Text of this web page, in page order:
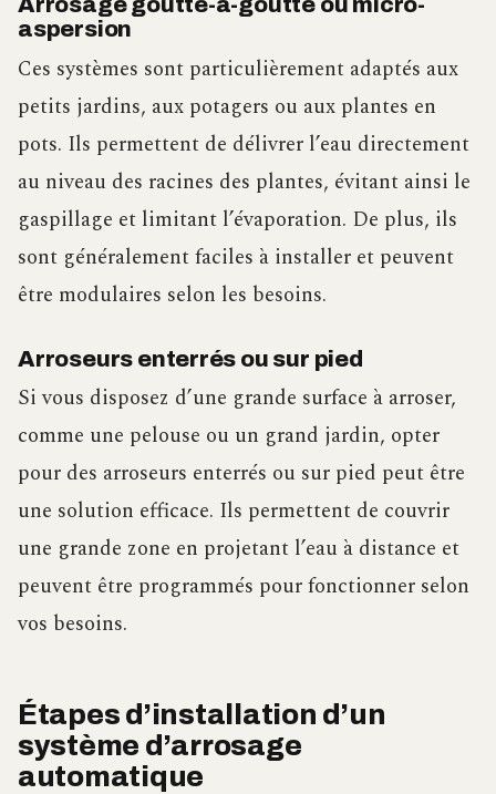
aspersion
Ces systèmes sont particulièrement adaptés aux
petits jardins, aux potagers ou aux plantes en
pots. Ils permettent de délivrer l’eau directement
au niveau des racines des plantes, évitant ainsi le
gaspillage et limitant l’évaporation. De plus, ils
sont généralement faciles à installer et peuvent
être modulaires selon les besoins.
Arroseurs enterrés ou sur pied
Si vous disposez d’une grande surface à arroser,
comme une pelouse ou un grand jardin, opter
pour des arroseurs enterrés ou sur pied peut être
une solution efficace. Ils permettent de couvrir
une grande zone en projetant l’eau à distance et
peuvent être programmés pour fonctionner selon
vos besoins.
Étapes d’installation d’un
système d’arrosage
automatique